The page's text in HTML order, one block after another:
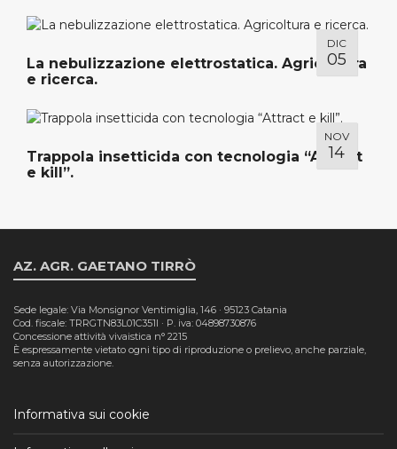
DIC
05
La nebulizzazione elettrostatica. Agricoltura
e ricerca.
NOV
14
Trappola insetticida con tecnologia “Attract
e kill”.
AZ. AGR. GAETANO TIRRÒ
Sede legale: Via Monsignor Ventimiglia, 146 · 95123 Catania
Cod. fiscale: TRRGTN83L01C351I · P. iva: 04898730876
Concessione attività vivaistica n° 2215
È espressamente vietato ogni tipo di riproduzione o prelievo, anche parziale,
senza autorizzazione.
Informativa sui cookie